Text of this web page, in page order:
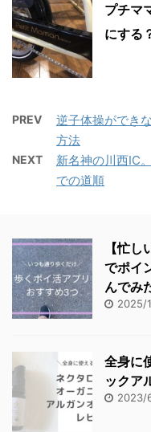
プチマ
にする
PREV
逆子体操ができ
方法
NEXT
新名神の川西IC
での道順
【忙
でポイ
んでみ
2025/
全身に
ックア
2023/